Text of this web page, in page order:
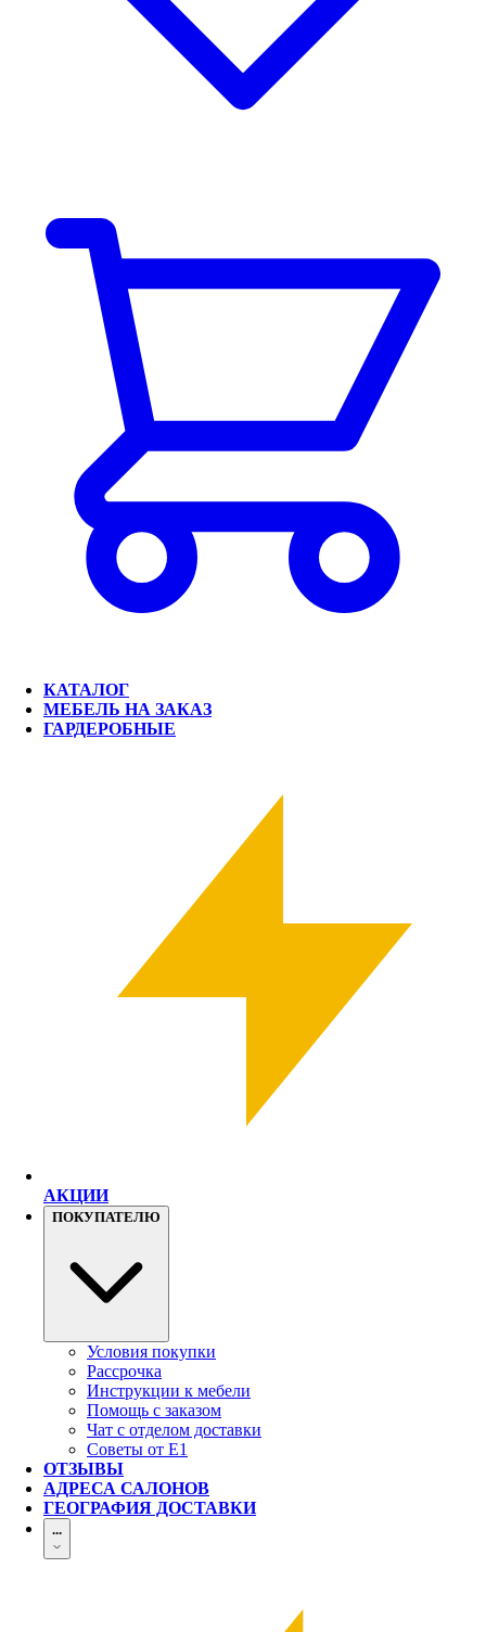
КАТАЛОГ
МЕБЕЛЬ НА ЗАКАЗ
ГАРДЕРОБНЫЕ
АКЦИИ
ПОКУПАТЕЛЮ
Условия покупки
Рассрочка
Инструкции к мебели
Помощь с заказом
Чат с отделом доставки
Советы от Е1
ОТЗЫВЫ
АДРЕСА САЛОНОВ
ГЕОГРАФИЯ ДОСТАВКИ
...